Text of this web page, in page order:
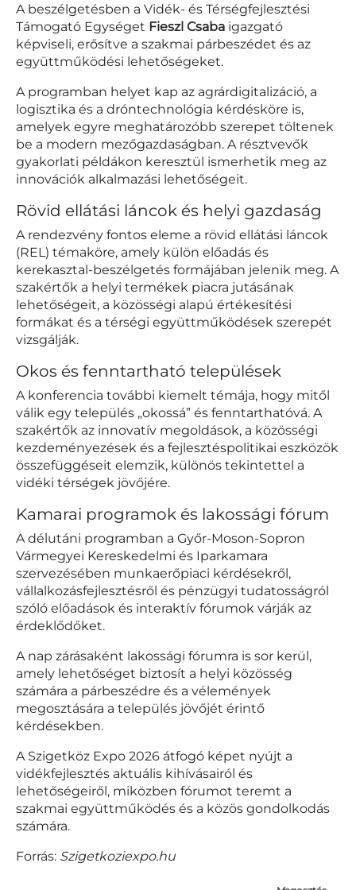
A beszélgetésben a Vidék- és Térségfejlesztési
Támogató Egységet Fieszl Csaba igazgató
képviseli, erősítve a szakmai párbeszédet és az
együttműködési lehetőségeket.
A programban helyet kap az agrárdigitalizáció, a
logisztika és a dróntechnológia kérdésköre is,
amelyek egyre meghatározóbb szerepet töltenek
be a modern mezőgazdaságban. A résztvevők
gyakorlati példákon keresztül ismerhetik meg az
innovációk alkalmazási lehetőségeit.
Rövid ellátási láncok és helyi gazdaság
A rendezvény fontos eleme a rövid ellátási láncok
(REL) témaköre, amely külön előadás és
kerekasztal-beszélgetés formájában jelenik meg. A
szakértők a helyi termékek piacra jutásának
lehetőségeit, a közösségi alapú értékesítési
formákat és a térségi együttműködések szerepét
vizsgálják.
Okos és fenntartható települések
A konferencia további kiemelt témája, hogy mitől
válik egy település „okossá” és fenntarthatóvá. A
szakértők az innovatív megoldások, a közösségi
kezdeményezések és a fejlesztéspolitikai eszközök
összefüggéseit elemzik, különös tekintettel a
vidéki térségek jövőjére.
Kamarai programok és lakossági fórum
A délutáni programban a Győr-Moson-Sopron
Vármegyei Kereskedelmi és Iparkamara
szervezésében munkaerőpiaci kérdésekről,
vállalkozásfejlesztésről és pénzügyi tudatosságról
szóló előadások és interaktív fórumok várják az
érdeklődőket.
A nap zárásaként lakossági fórumra is sor kerül,
amely lehetőséget biztosít a helyi közösség
számára a párbeszédre és a vélemények
megosztására a település jövőjét érintő
kérdésekben.
A Szigetköz Expo 2026 átfogó képet nyújt a
vidékfejlesztés aktuális kihívásairól és
lehetőségeiről, miközben fórumot teremt a
szakmai együttműködés és a közös gondolkodás
számára.
Forrás: Szigetkoziexpo.hu